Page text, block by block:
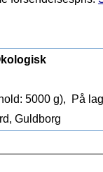
5000 g),
På
Guldborg